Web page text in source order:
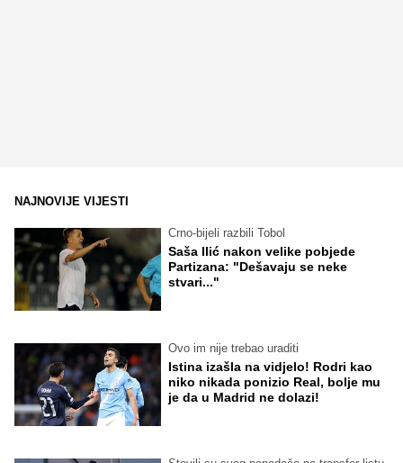
NAJNOVIJE VIJESTI
Crno-bijeli razbili Tobol
Saša Ilić nakon velike pobjede
Partizana: "Dešavaju se neke
stvari..."
Ovo im nije trebao uraditi
Istina izašla na vidjelo! Rodri kao
niko nikada ponizio Real, bolje mu
je da u Madrid ne dolazi!